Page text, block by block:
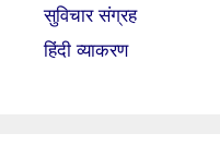
सुविचार संग्रह
हिंदी व्याकरण